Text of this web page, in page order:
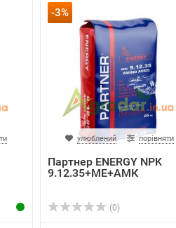
-3%
улюблений порівняти
Партнер ENERGY NPK
9.12.35+ME+АМК
(0)